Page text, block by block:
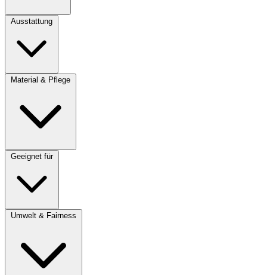
Ausstattung
Material & Pflege
Geeignet für
Umwelt & Fairness